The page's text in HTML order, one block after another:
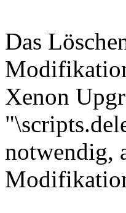
Das
Xenon
notwendig,